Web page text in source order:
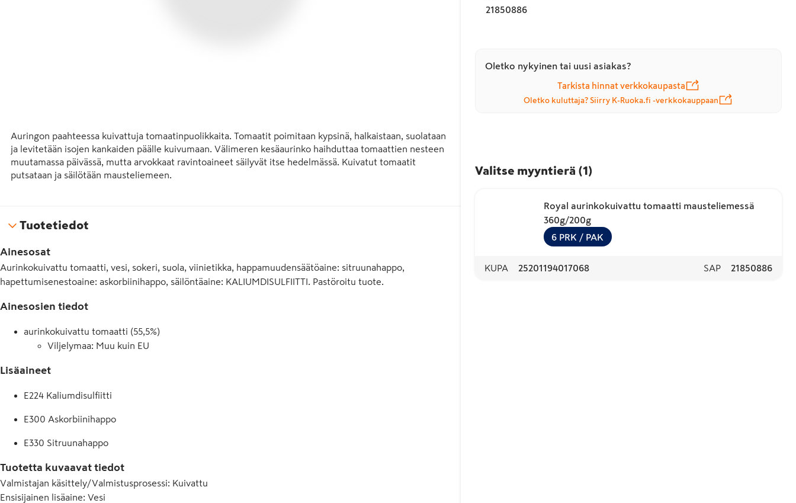
Auringon paahteessa kuivattuja tomaatinpuolikkaita. Tomaatit poimitaan kypsinä, halkaistaan, suolataan
ja levitetään isojen kankaiden päälle kuivumaan. Välimeren kesäaurinko haihduttaa tomaattien nesteen
muutamassa päivässä, mutta arvokkaat ravintoaineet säilyvät itse hedelmässä. Kuivatut tomaatit
putsataan ja säilötään mausteliemeen.
sopivat erinomaisesti myös salaatti-, pasta- ja pizzaresepteihin. Miedossa mausteliemessä säilötty
Suolaisuuden vähentämiseksi tomaatteja voi liottaa ennen käyttöä. Säilyy avattuna jääkaapissa
vähintään 10 päivää.
Tuotetiedot
Ainesosat
Aurinkokuivattu tomaatti, vesi, sokeri, suola, viinietikka, happamuudensäätöaine: sitruunahappo,
hapettumisenestoaine: askorbiinihappo, säilöntäaine: KALIUMDISULFIITTI. Pastöroitu tuote.
Ainesosien tiedot
aurinkokuivattu tomaatti (55,5%)
Viljelymaa: Muu kuin EU
Lisäaineet
E224 Kaliumdisulfiitti
E300 Askorbiinihappo
E330 Sitruunahappo
Tuotetta kuvaavat tiedot
Valmistajan käsittely/Valmistusprosessi: Kuivattu
Ensisijainen lisäaine: Vesi
21850886
Oletko nykyinen tai uusi asiakas?
Tarkista hinnat verkkokaupasta
Oletko kuluttaja? Siirry K-Ruoka.fi -verkkokauppaan
Valitse myyntierä (1 )
Royal aurinkokuivattu tomaatti mausteliemessä
360g/200g
6 PRK / PAK
KUPA 25201194017068 SAP 21850886